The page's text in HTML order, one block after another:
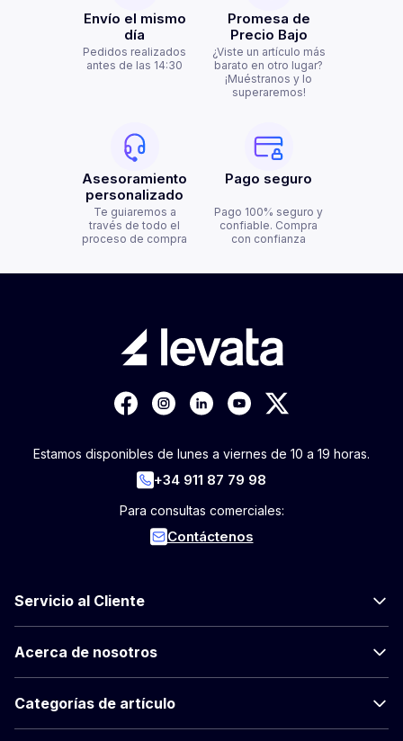
Envío el mismo
día
Pedidos realizados
antes de las 14:30
Promesa de
Precio Bajo
¿Viste un artículo más
barato en otro lugar?
¡Muéstranos y lo
superaremos!
Asesoramiento
personalizado
Te guiaremos a
través de todo el
proceso de compra
Pago seguro
Pago 100% seguro y
confiable. Compra
con confianza
Estamos disponibles de lunes a viernes de 10 a 19 horas.
+34 911 87 79 98
Para consultas comerciales:
Contáctenos
Servicio al Cliente
Acerca de nosotros
Categorías de artículo